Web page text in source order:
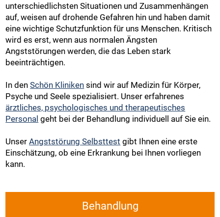
unterschiedlichsten Situationen und Zusammenhängen
auf, weisen auf drohende Gefahren hin und haben damit
eine wichtige Schutzfunktion für uns Menschen. Kritisch
wird es erst, wenn aus normalen Ängsten
Angststörungen werden, die das Leben stark
beeinträchtigen.
In denSchön Kliniken sind wir auf Medizin für Körper,
Psyche und Seele spezialisiert. Unser erfahrenes
ärztliches, psychologisches und therapeutisches
Personal geht bei der Behandlung individuell auf Sie ein.
UnserAngststörung Selbsttest gibt Ihnen eine erste
Einschätzung, ob eine Erkrankung bei Ihnen vorliegen
kann.
Behandlung